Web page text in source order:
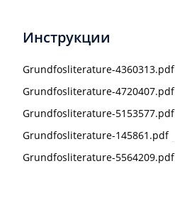
Инструкции
Grundfosliterature-4360313.pdf
Grundfosliterature-4720407.pdf
Grundfosliterature-5153577.pdf
Grundfosliterature-145861.pdf
Grundfosliterature-5564209.pdf